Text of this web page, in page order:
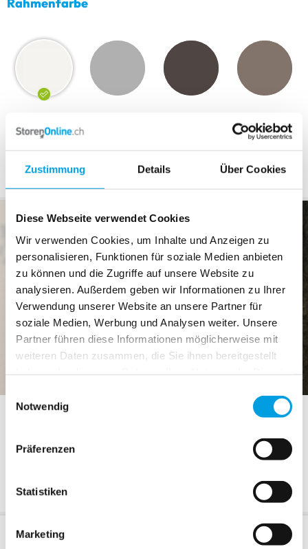
Zustimmung Details Über Cookies
Diese Webseite verwendet Cookies
Wir verwenden Cookies, um Inhalte und Anzeigen zu
personalisieren, Funktionen für soziale Medien anbieten
zu können und die Zugriffe auf unsere Website zu
analysieren. Außerdem geben wir Informationen zu Ihrer
Verwendung unserer Website an unsere Partner für
soziale Medien, Werbung und Analysen weiter. Unsere
Partner führen diese Informationen möglicherweise mit
weiteren Daten zusammen, die Sie ihnen bereitgestellt
Einwilligungsauswahl
Notwendig
Präferenzen
Statistiken
Marketing
Gewählte Farbe:
Verkehrsweiß RAL
9016
weitere Farben ansehen
Abmessungen